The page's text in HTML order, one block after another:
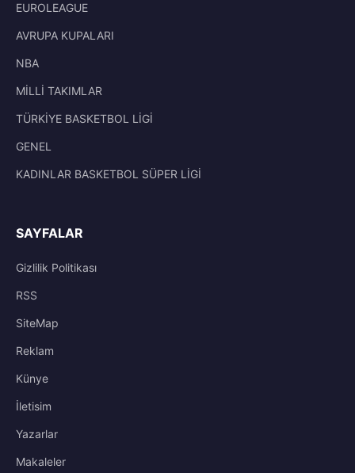
EUROLEAGUE
AVRUPA KUPALARI
NBA
MİLLİ TAKIMLAR
TÜRKİYE BASKETBOL LİGİ
GENEL
KADINLAR BASKETBOL SÜPER LİGİ
SAYFALAR
Gizlilik Politikası
RSS
SiteMap
Reklam
Künye
İletisim
Yazarlar
Makaleler